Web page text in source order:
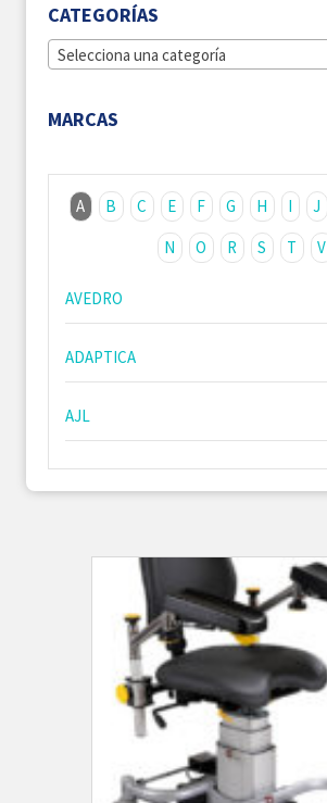
CATEGORÍAS
Selecciona una categoría
MARCAS
A B C E F G H I J
N
O R S T V
AVEDRO
ADAPTICA
AJL